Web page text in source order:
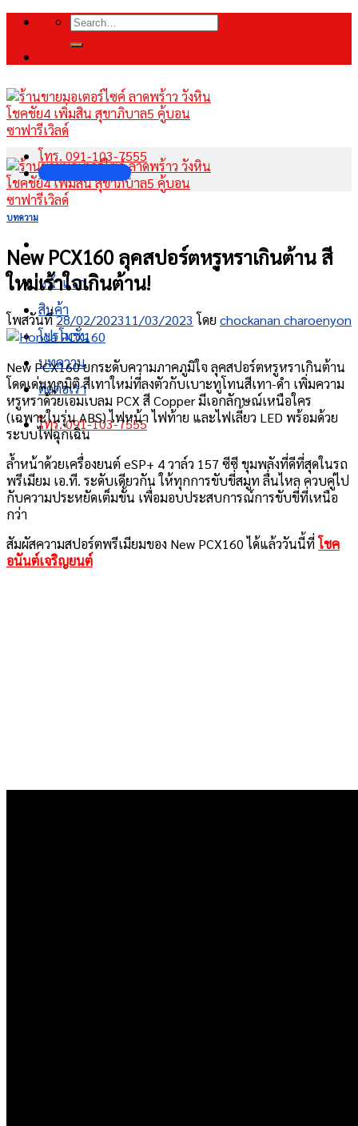
Skip
content
Search
หน้าแรก
สินค้า
โปรโมชั่น
บทความ
ติดต่อเรา
โทร. 091-103-7555
โทร. 091-103-7555
INBOX FANPAGE
บทความ
New PCX160 ลุคสปอร์ตหรูหราเกินต้าน สี
ใหม่เร้าใจเกินต้าน!
โพสวันที่28/02/202311/03/2023 โดยchockanan charoenyon
New PCX160 ยกระดับความภาคภูมิใจ ลุคสปอร์ตหรูหราเกินต้าน
โดดเด่นทุกมิติ สีเทาใหม่ที่ลงตัวกับเบาะทูโทนสีเทา-ดำ เพิ่มความ
หรูหราด้วยเอมเบลม PCX สี Copper มีเอกลักษณ์เหนือใคร
(เฉพาะในรุ่น ABS) ไฟหน้า ไฟท้าย และไฟเลี้ยว LED พร้อมด้วย
ระบบไฟฉุกเฉิน
ล้ำหน้าด้วยเครื่องยนต์ eSP+ 4 วาล์ว 157 ซีซี ขุมพลังที่ดีที่สุดในรถ
พรีเมียม เอ.ที. ระดับเดียวกัน ให้ทุกการขับขี่สมูท ลื่นไหล ควบคู่ไป
กับความประหยัดเต็มขั้น เพื่อมอบประสบการณ์การขับขี่ที่เหนือ
กว่า
สัมผัสความสปอร์ตพรีเมียมของ New PCX160 ได้แล้ววันนี้ที่ โชค
อนันต์เจริญยนต์